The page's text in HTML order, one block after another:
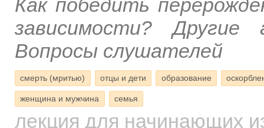
Как победить
зависимости? Другие
Вопросы слушателей
смерть (мритью) отцы и дети образование
женщина и мужчина семья
лекция для начинающих